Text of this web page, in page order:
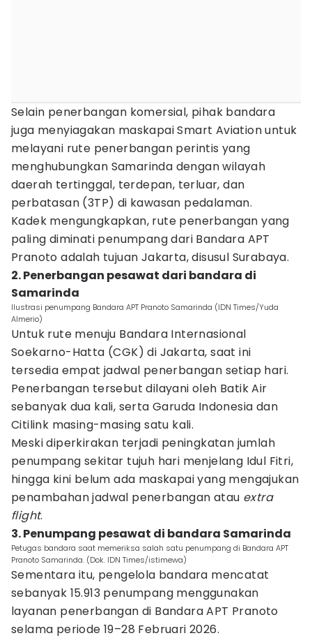
Selain penerbangan komersial, pihak bandara
juga menyiagakan maskapai Smart Aviation untuk
melayani rute penerbangan perintis yang
menghubungkan Samarinda dengan wilayah
daerah tertinggal, terdepan, terluar, dan
perbatasan (3TP) di kawasan pedalaman.
Kadek mengungkapkan, rute penerbangan yang
paling diminati penumpang dari Bandara APT
Pranoto adalah tujuan Jakarta, disusul Surabaya.
2. Penerbangan pesawat dari bandara di
Samarinda
Ilustrasi penumpang Bandara APT Pranoto Samarinda (IDN Times/Yuda
Almerio)
Untuk rute menuju Bandara Internasional
Soekarno-Hatta (CGK) di Jakarta, saat ini
tersedia empat jadwal penerbangan setiap hari.
Penerbangan tersebut dilayani oleh Batik Air
sebanyak dua kali, serta Garuda Indonesia dan
Citilink masing-masing satu kali.
Meski diperkirakan terjadi peningkatan jumlah
penumpang sekitar tujuh hari menjelang Idul Fitri,
hingga kini belum ada maskapai yang mengajukan
penambahan jadwal penerbangan atau extra
flight.
3. Penumpang pesawat di bandara Samarinda
Petugas bandara saat memeriksa salah satu penumpang di Bandara APT
Pranoto Samarinda. (Dok. IDN Times/istimewa)
Sementara itu, pengelola bandara mencatat
sebanyak 15.913 penumpang menggunakan
layanan penerbangan di Bandara APT Pranoto
selama periode 19–28 Februari 2026.